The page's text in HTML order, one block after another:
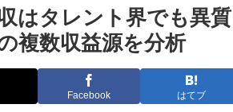
はタレント界でも異
複数収益源を分析
Facebook はてブ